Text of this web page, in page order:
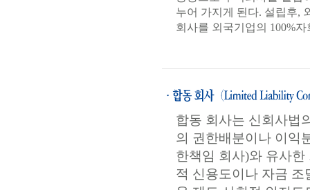
누어 가지게 된다. 설립후,
회사를 외국기업의 100%
합동 회사는 신회사법
의 권한배분이나 이익
한책임 회사)와 유사
적 신용도이나 자금